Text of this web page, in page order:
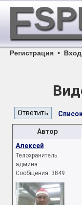
Регистрация • Вход
Автор
Алексей
Телохранитель
админа
Сообщения: 3849